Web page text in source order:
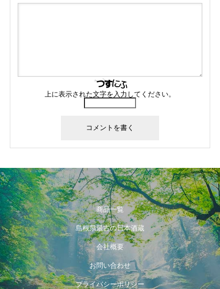
上に表示された文字を入力してください。
商品一覧
島根県最古の日本酒蔵
会社概要
お問い合わせ
プライバシーポリシー